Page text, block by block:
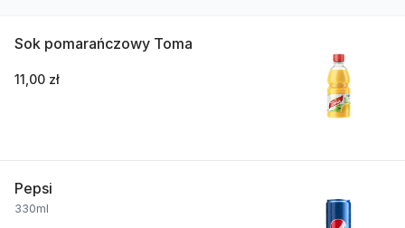
Sok pomarańczowy Toma
11,00 zł
Pepsi
330ml